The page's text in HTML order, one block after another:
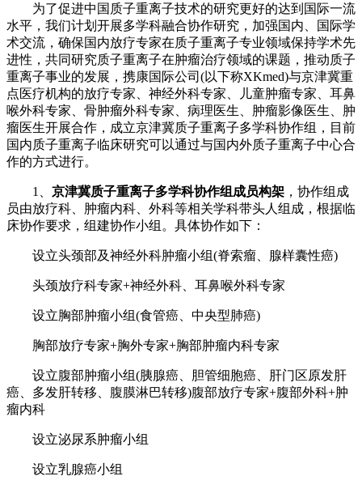
为了促进中国质子重离子技术的研究更好的达到国际一流
水平，我们计划开展多学科融合协作研究，加强国内、国际学
术交流，确保国内放疗专家在质子重离子专业领域保持学术先
进性，共同研究质子重离子在肿瘤治疗领域的课题，推动质子
重离子事业的发展，携康国际公司(以下称XKmed)与京津冀重
点医疗机构的放疗专家、神经外科专家、儿童肿瘤专家、耳鼻
喉外科专家、骨肿瘤外科专家、病理医生、肿瘤影像医生、肿
瘤医生开展合作，成立京津冀质子重离子多学科协作组，目前
国内质子重离子临床研究可以通过与国内外质子重离子中心合
作的方式进行。
1、 京津冀质子重离子多学科协作组成员构架 ，协作组成
员由放疗科、肿瘤内科、外科等相关学科带头人组成，根据临
床协作要求，组建协作小组。具体协作如下：
设立头颈部及神经外科肿瘤小组(脊索瘤、腺样囊性癌)
头颈放疗科专家+神经外科、耳鼻喉外科专家
设立胸部肿瘤小组(食管癌、中央型肺癌)
胸部放疗专家+胸外专家+胸部肿瘤内科专家
设立腹部肿瘤小组(胰腺癌、胆管细胞癌、肝门区原发肝
癌、多发肝转移、腹膜淋巴转移)腹部放疗专家+腹部外科+肿
瘤内科
设立泌尿系肿瘤小组
设立乳腺癌小组